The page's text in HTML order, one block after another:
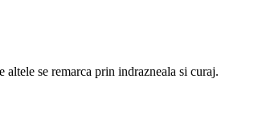
se remarca prin indrazneala si curaj.